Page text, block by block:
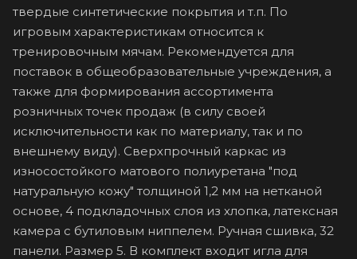
твердые синтетические покрытия и т.п. По
игровым характеристикам относится к
тренировочным мячам. Рекомендуется для
поставок в общеобразовательные учреждения, а
также для формирования ассортимента
розничных точек продаж (в силу своей
исключительности как по материалу, так и по
внешнему виду). Сверхпрочный каркас из
износостойкого матового полиуретана "под
натуральную кожу" толщиной 1,2 мм на нетканой
основе, 4 подкладочных слоя из хлопка, латексная
камера с бутиловым ниппелем. Ручная сшивка, 32
панели. Размер 5. В комплект входит игла для